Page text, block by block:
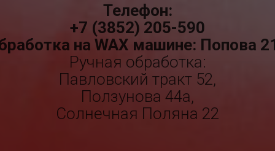
Телефон:
+7 (3852) 205-590
на WAX машине: Попова
Ручная обработка:
Павловский тракт 52,
Ползунова 44а,
Солнечная Поляна 22